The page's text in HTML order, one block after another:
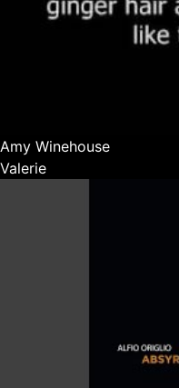
Amy Winehouse
Valerie